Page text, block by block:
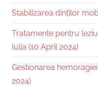
Stabilizarea dinților
Tratamente pentru
Iulia (10 April 2024)
Gestionarea
2024)